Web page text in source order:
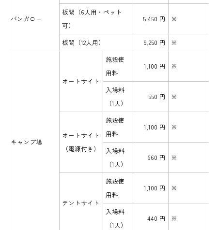
バンガロー
板間（6人用・ペット
可）
5,450 円 ※
板間（12人用） 9,250 円 ※
キャンプ場
オートサイト
施設使
用料
1,100 円 ※
入場料
（1人）
550 円 ※
オートサイト
（電源付き）
施設使
用料
1,100 円 ※
入場料
（1人）
660 円 ※
テントサイト
施設使
用料
1,100 円 ※
入場料
（1人）
440 円 ※